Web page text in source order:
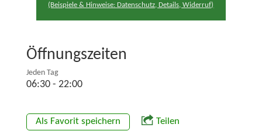
(Beispiele & Hinweise: Datenschutz, Details, Widerruf)
Öffnungszeiten
Jeden Tag
06:30 - 22:00
Als Favorit speichern Teilen